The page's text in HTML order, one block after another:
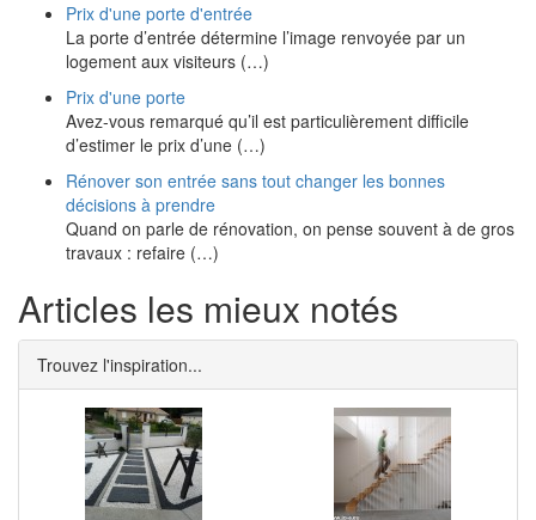
Prix d'une porte d'entrée
La porte d’entrée détermine l’image renvoyée par un
logement aux visiteurs (…)
Prix d'une porte
Avez-vous remarqué qu’il est particulièrement difficile
d’estimer le prix d’une (…)
Rénover son entrée sans tout changer les bonnes
décisions à prendre
Quand on parle de rénovation, on pense souvent à de gros
travaux : refaire (…)
Articles les mieux notés
Trouvez l'inspiration...